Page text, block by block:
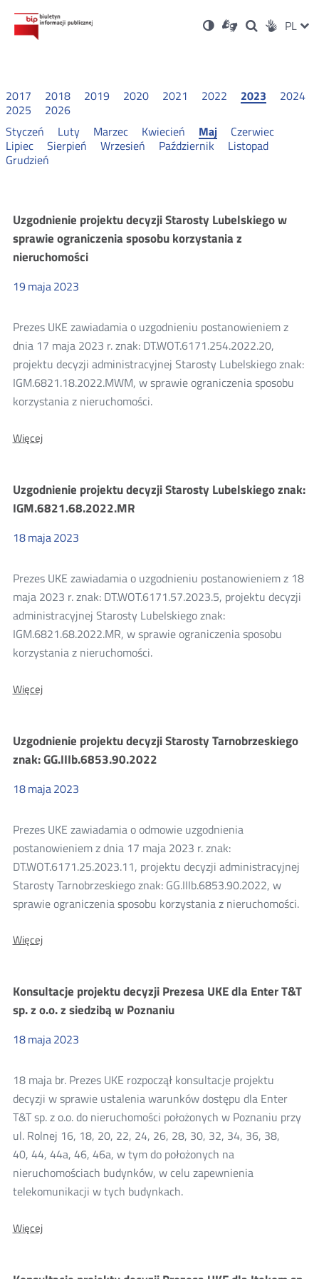
Ustawienia
Wersja
kontrastowa
Dla
niesłyszących
OtwórzOtwórz
w
Otwórz
w
Social PL
2017 2018 2019 2020 2021 2022 2023
2024
2025
2026
Styczeń
Luty Marzec Kwiecień Maj
Czerwiec
Lipiec
Sierpień Wrzesień Październik
Listopad
Grudzień
Konsultacje
wyniki
konsultacji
2023
Uzgodnienie projektu decyzji Starosty Lubelskiego w
sprawie ograniczenia sposobu korzystania z
nieruchomości
19maja2023
Prezes UKE zawiadamia o uzgodnieniu postanowieniem z
dnia 17 maja 2023 r. znak: DT.WOT.6171.254.2022.20,
projektu decyzji administracyjnej Starosty Lubelskiego znak:
IGM.6821.18.2022.MWM, w sprawie ograniczenia sposobu
korzystania z nieruchomości.
WięcejO:
Starosty
Lubelskiego
w
ograniczenia
z
nieruchomości
Uzgodnienie projektu decyzji Starosty Lubelskiego znak:
IGM.6821.68.2022.MR
18maja2023
Prezes UKE zawiadamia o uzgodnieniu postanowieniem z 18
maja 2023 r. znak: DT.WOT.6171.57.2023.5, projektu decyzji
administracyjnej Starosty Lubelskiego znak:
IGM.6821.68.2022.MR, w sprawie ograniczenia sposobu
korzystania z nieruchomości.
WięcejO:
Starosty
Lubelskiego
znak:
Uzgodnienie projektu decyzji Starosty Tarnobrzeskiego
znak: GG.IIIb.6853.90.2022
18maja2023
Prezes UKE zawiadamia o odmowie uzgodnienia
postanowieniem z dnia 17 maja 2023 r. znak:
DT.WOT.6171.25.2023.11, projektu decyzji administracyjnej
Starosty Tarnobrzeskiego znak: GG.IIIb.6853.90.2022, w
sprawie ograniczenia sposobu korzystania z nieruchomości.
WięcejO:
Starosty
Tarnobrzeskiego
znak:
Konsultacje projektu decyzji Prezesa UKE dla Enter T&T
sp. z o.o. z siedzibą w Poznaniu
18maja2023
18 maja br. Prezes UKE rozpoczął konsultacje projektu
decyzji w sprawie ustalenia warunków dostępu dla Enter
T&T sp. z o.o. do nieruchomości położonych w Poznaniu przy
ul. Rolnej 16, 18, 20, 22, 24, 26, 28, 30, 32, 34, 36, 38,
40, 44, 44a, 46, 46a, w tym do położonych na
nieruchomościach budynków, w celu zapewnienia
telekomunikacji w tych budynkach.
WięcejO: